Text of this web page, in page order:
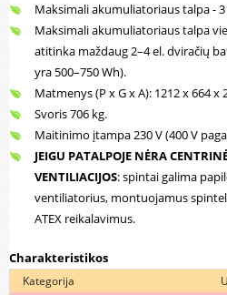
Maksimali akumuliatoriaus talpa -
Maksimali akumuliatoriaus talpa
atitinka maždaug 2–4 el. dviračių
yra 500–750 Wh).
Matmenys (P x G x A): 1212 x 664 x
Svoris 706 kg.
Maitinimo įtampa 230 V (400 V
JEIGU PATALPOJE NĖRA
VENTILIACIJOS: spintai galima
ventiliatorius, montuojamus
ATEX reikalavimus.
Charakteristikos
Kategorija